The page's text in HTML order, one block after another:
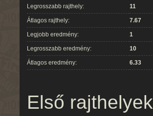
Legrosszabb rajthely: 11
Átlagos rajthely: 7.67
Legjobb eredmény: 1
Legrosszabb eredmény: 10
Átlagos eredmény: 6.33
Első rajthelyek